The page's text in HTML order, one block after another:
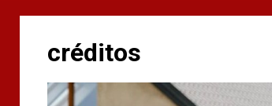
créditos